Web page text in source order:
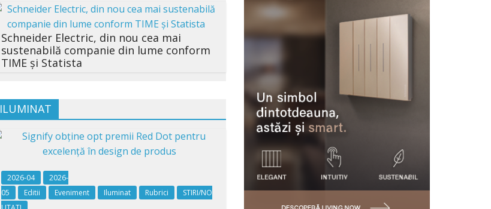
Schneider Electric, din nou cea mai
sustenabilă companie din lume conform
TIME și Statista
ILUMINAT
2026-04
2026-
05
Editii Eveniment Iluminat Rubrici
STIRI/NO